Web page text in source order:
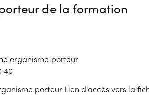
de la formation
organisme porteur
40
porteur Lien d'accès vers la